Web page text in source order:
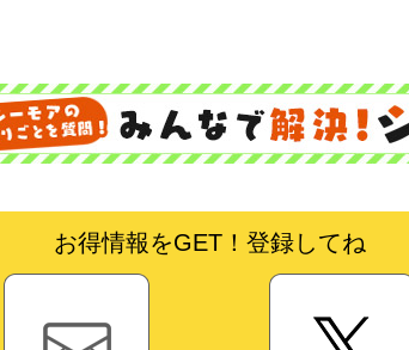
お得情報をGET！登録してね